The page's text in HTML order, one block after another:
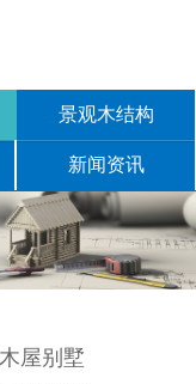
景观木结构
新闻资讯
屋别墅